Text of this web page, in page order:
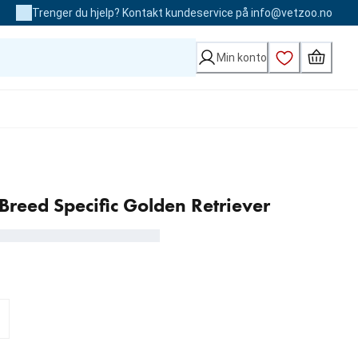
Trenger du hjelp? Kontakt kundeservice på info@vetzoo.no
Min konto
Specific Golden Retriever